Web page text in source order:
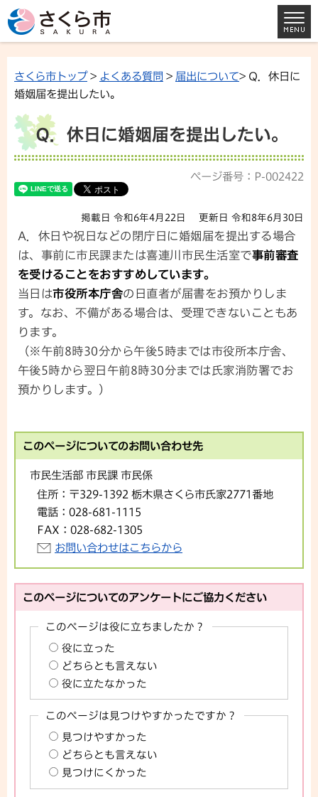
さくら市トップ> よくある質問 > 届出について> Q．休日に
婚姻届を提出したい。
Q．休日に婚姻届を提出したい。
ページ番号：P-002422
掲載日 令和6年4月22日 更新日 令和8年6月30日
A．休日や祝日などの閉庁日に婚姻届を提出する場合
は、事前に市民課または喜連川市民生活室で事前審査
を受けることをおすすめしています。
当日は市役所本庁舎の日直者が届書をお預かりしま
す。なお、不備がある場合は、受理できないこともあ
ります。
（※午前8時30分から午後5時までは市役所本庁舎、
午後5時から翌日午前8時30分までは氏家消防署でお
預かりします。）
このページについてのお問い合わせ先
市民生活部 市民課 市民係
住所： 〒329-1392 栃木県さくら市氏家2771番地
電話： 028-681-1115
FAX： 028-682-1305
お問い合わせはこちらから
このページについてのアンケートにご協力ください
このページは役に立ちましたか？
役に立った
どちらとも言えない
役に立たなかった
このページは見つけやすかったですか？
見つけやすかった
どちらとも言えない
見つけにくかった